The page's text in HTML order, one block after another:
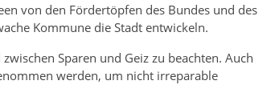
von den Fördertöpfen des Bundes und des
Kommune die Stadt entwickeln.
Sparen und Geiz zu beachten. Auch
werden, um nicht irreparable